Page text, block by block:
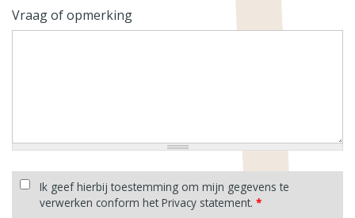
Vraag of opmerking
Ik geef hierbij toestemming om mijn gegevens te
verwerken conform het Privacy statement. *